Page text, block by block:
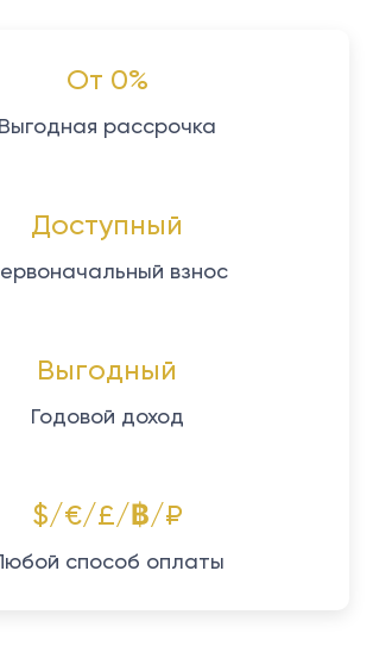
От 0%
Выгодная рассрочка
Доступный
взнос
Выгодный
Годовой доход
$/€/£/฿/₽
способ оплаты